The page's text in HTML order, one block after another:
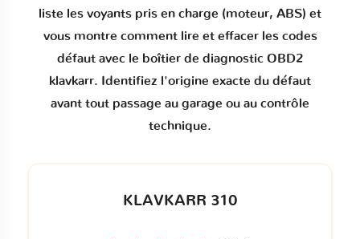
liste les voyants pris en charge (moteur, ABS) et
vous montre comment lire et effacer les codes
défautavec le boîtier de diagnostic OBD2
klavkarr. Identifiez l'origine exacte du défaut
avant tout passage au garage ou au contrôle
technique.
KLAVKARR 310